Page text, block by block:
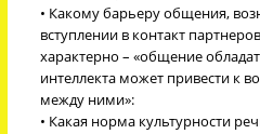
• Какому барьеру общения,
вступлении в контакт
характерно – «общение
интеллекта может привести к
между ними»:
• Какая норма культурности